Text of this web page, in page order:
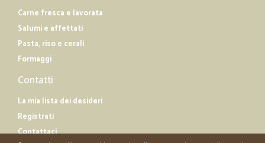
Carne fresca e lavorata
Salumi e affettati
Pasta, riso e cerali
Formaggi
Contatti
La mia lista dei desideri
Registrati
Contattaci